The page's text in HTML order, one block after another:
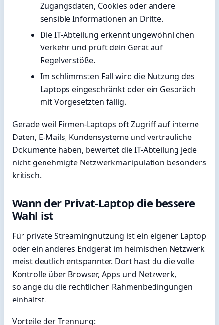
Zugangsdaten, Cookies oder andere
sensible Informationen an Dritte.
Die IT-Abteilung erkennt ungewöhnlichen
Verkehr und prüft dein Gerät auf
Regelverstöße.
Im schlimmsten Fall wird die Nutzung des
Laptops eingeschränkt oder ein Gespräch
mit Vorgesetzten fällig.
Gerade weil Firmen-Laptops oft Zugriff auf interne
Daten, E-Mails, Kundensysteme und vertrauliche
Dokumente haben, bewertet die IT-Abteilung jede
nicht genehmigte Netzwerkmanipulation besonders
kritisch.
Wann der Privat-Laptop die bessere
Wahl ist
Für private Streamingnutzung ist ein eigener Laptop
oder ein anderes Endgerät im heimischen Netzwerk
meist deutlich entspannter. Dort hast du die volle
Kontrolle über Browser, Apps und Netzwerk,
solange du die rechtlichen Rahmenbedingungen
einhältst.
Vorteile der Trennung: